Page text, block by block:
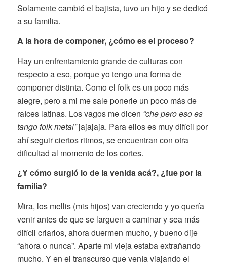
Solamente cambió el bajista, tuvo un hijo y se dedicó
a su familia.
A la hora de componer, ¿cómo es el proceso?
Hay un enfrentamiento grande de culturas con
respecto a eso, porque yo tengo una forma de
componer distinta. Como el folk es un poco más
alegre, pero a mi me sale ponerle un poco más de
raíces latinas. Los vagos me dicen “che pero eso es
tango folk metal”jajajaja. Para ellos es muy difícil por
ahí seguir ciertos ritmos, se encuentran con otra
dificultad al momento de los cortes.
¿Y cómo surgió lo de la venida acá?, ¿fue por la
familia?
Mira, los mellis (mis hijos) van creciendo y yo quería
venir antes de que se larguen a caminar y sea más
difícil criarlos, ahora duermen mucho, y bueno dije
“ahora o nunca”. Aparte mi vieja estaba extrañando
mucho. Y en el transcurso que venía viajando el